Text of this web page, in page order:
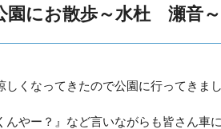
園にお散歩～水杜 瀬音～
しくなってきたので公園に行ってきま
んやー？』など言いながらも皆さん車